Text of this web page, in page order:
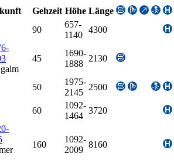
Gehzeit Höhe Länge
90
657-
1140
4300
45
1690-
1888
2130
50
1975-
2145
2500
60
1092-
1464
3720
160
1092-
2009
8160